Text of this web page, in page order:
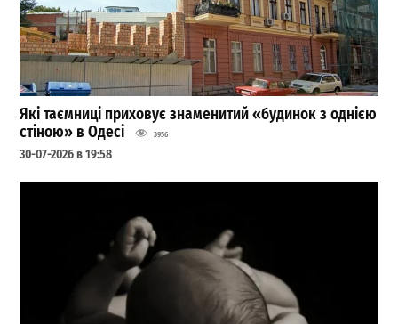
Які таємниці приховує знаменитий «будинок з однією
стіною» в Одесі
3956
30-07-2026 в 19:58